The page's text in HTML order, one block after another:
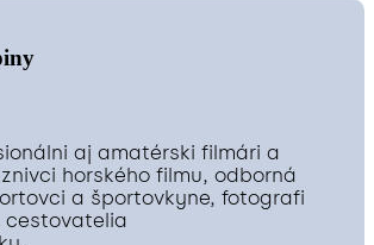
aj amatérski filmári a
horského filmu, odborná
a športovkyne, fotografi